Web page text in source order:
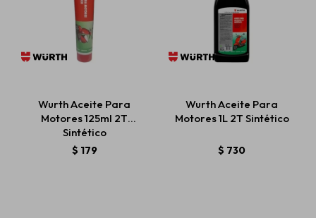
Wurth Aceite Para
Motores 125ml 2T
Sintético
$ 179
Wurth Aceite Para
Motores 1L 2T Sintético
$ 730